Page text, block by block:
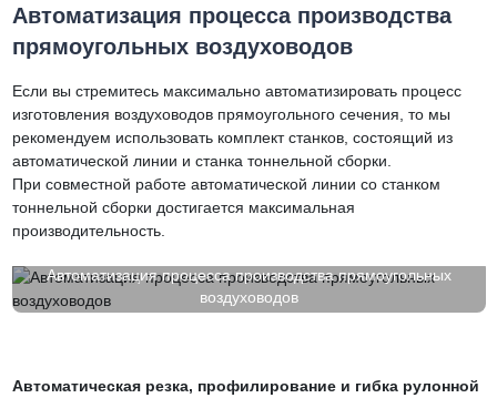
Автоматизация процесса производства
прямоугольных воздуховодов
Если вы стремитесь максимально автоматизировать процесс
изготовления воздуховодов прямоугольного сечения, то мы
рекомендуем использовать комплект станков, состоящий из
автоматической линии и станка тоннельной сборки.
При совместной работе автоматической линии со станком
тоннельной сборки достигается максимальная
производительность.
Автоматизация процесса производства прямоугольных
воздуховодов
Автоматическая резка, профилирование и гибка рулонной